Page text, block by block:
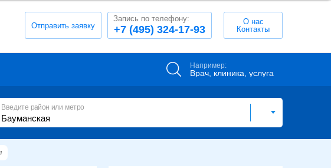
Отправить заявку +7 (495) 324-17-93
Запись по телефону:
О нас
Контакты
Например:
Врач, клиника, услуга
Введите район или метро